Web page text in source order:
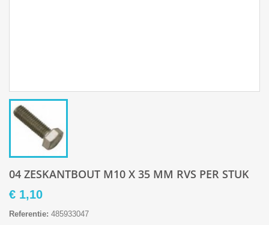
04 ZESKANTBOUT M10 X 35 MM RVS PER STUK
€ 1,10
Referentie: 485933047